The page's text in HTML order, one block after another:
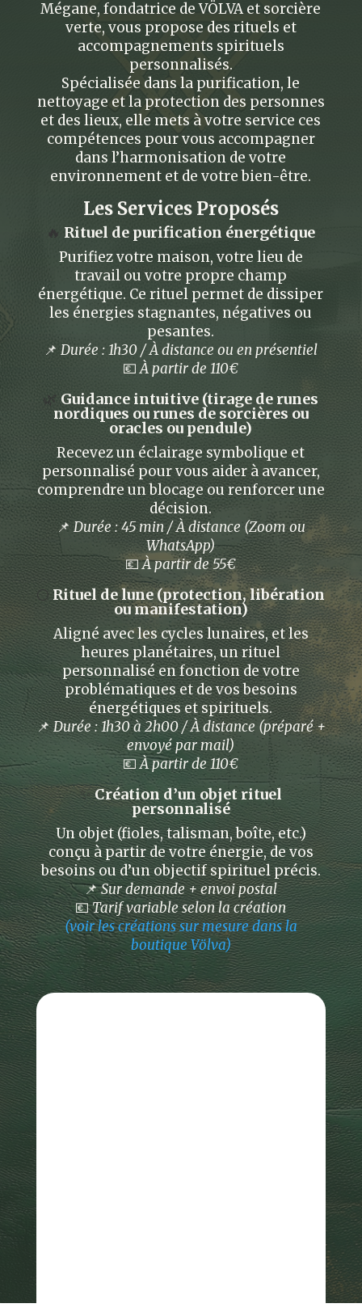
Mégane, fondatrice de VÖLVA et sorcière
verte, vous propose des rituels et
accompagnements spirituels
personnalisés.
Spécialisée dans la purification, le
nettoyage et la protection des personnes
et des lieux, elle mets à votre service ces
compétences pour vous accompagner
dans l’harmonisation de votre
environnement et de votre bien-être.
Les Services Proposés
🔥 Rituel de purification énergétique
Purifiez votre maison, votre lieu de
travail ou votre propre champ
énergétique. Ce rituel permet de dissiper
les énergies stagnantes, négatives ou
pesantes.
📌Durée : 1h30 / À distance ou en présentiel
💶À partir de 110€
🌿 Guidance intuitive (tirage de runes
nordiques ou runes de sorcières ou
oracles ou pendule)
Recevez un éclairage symbolique et
personnalisé pour vous aider à avancer,
comprendre un blocage ou renforcer une
décision.
📌 Durée : 45 min / À distance (Zoom ou
WhatsApp)
💶À partir de 55€
🌕 Rituel de lune (protection, libération
ou manifestation)
Aligné avec les cycles lunaires, et les
heures planétaires, un rituel
personnalisé en fonction de votre
problématiques et de vos besoins
énergétiques et spirituels.
📌Durée : 1h30 à 2h00 / À distance (préparé +
envoyé par mail)
💶À partir de 110€
✨Création d’un objet rituel
personnalisé
Un objet (fioles, talisman, boîte, etc.)
conçu à partir de votre énergie, de vos
besoins ou d’un objectif spirituel précis.
📌Sur demande + envoi postal
💶Tarif variable selon la création
(voir les créations sur mesure dans la
boutique Völva)